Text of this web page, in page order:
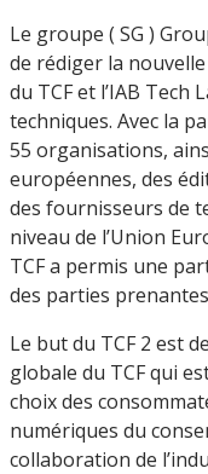
Le groupe ( SG )
de rédiger la
du TCF et l’IAB Tech
techniques. Avec la
55 organisations,
européennes, des
des fournisseurs de
niveau de l’Union
TCF a permis une
des parties
Le but du TCF 2 est
globale du TCF qui
choix des
numériques du
collaboration de